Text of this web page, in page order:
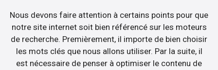
Nous devons faire attention à certains points pour que
notre site internet soit bien référencé sur les moteurs
de recherche. Premièrement, il importe de bien choisir
les mots clés que nous allons utiliser. Par la suite, il
est nécessaire de penser à optimiser le contenu de